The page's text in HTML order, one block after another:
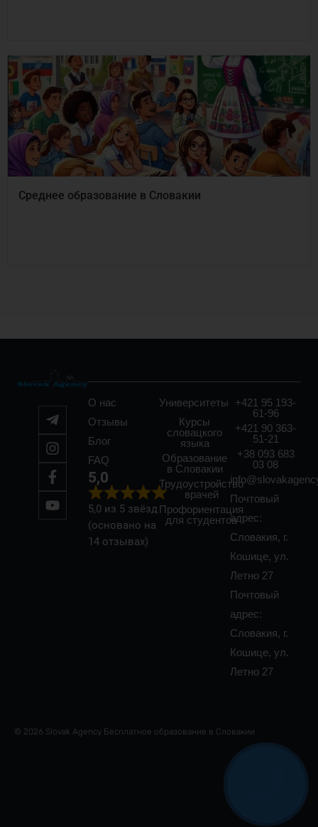
Среднее образование в Словакии
О нас
Отзывы
Блог
FAQ
5,0
5,0 из 5 звёзд
(основано на
14 отзывах)
Университеты
Курсы
словацкого
языка
Образование
в Словакии
Трудоустройство
врачей
Профориентация
для студентов
+421 95 193-
61-96
+421 90 363-
51-21
+38 093 683
03 08
Почтовый
адрес:
Словакия, г.
Кошице, ул.
Летно 27
Почтовый
адрес:
Словакия, г.
Кошице, ул.
Летно 27
© 2026 Slovak Agency Бесплатное образование в Словакии